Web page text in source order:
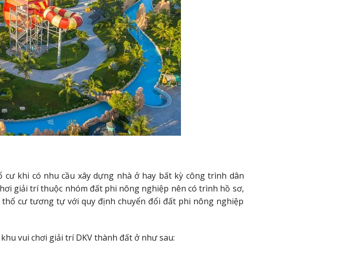
khi có nhu cầu xây dựng nhà ở hay bất kỳ công trình dân
giải trí thuộc nhóm đất phi nông nghiệp nên có trình hồ sơ,
cư tương tự với quy định chuyển đổi đất phi nông nghiệp
vui chơi giải trí DKV thành đất ở như sau: